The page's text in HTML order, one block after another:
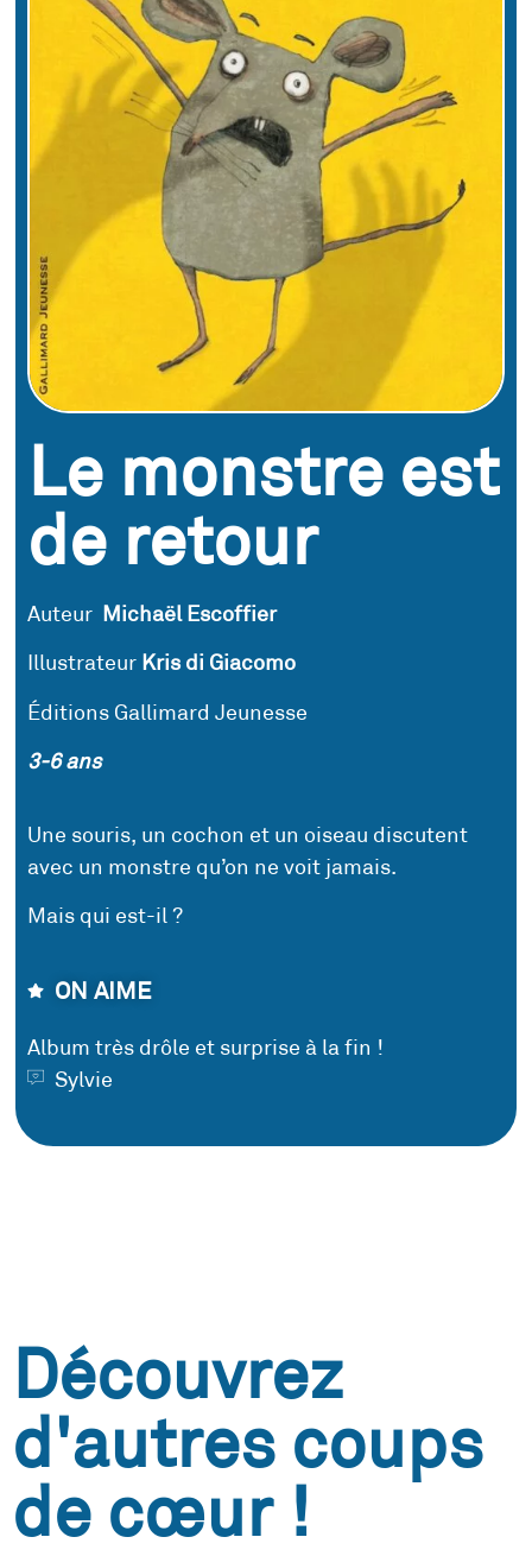
Le monstre est
de retour
Auteur Michaël Escoffier
Illustrateur Kris di Giacomo
Éditions Gallimard Jeunesse
3-6 ans
Une souris, un cochon et un oiseau discutent
avec un monstre qu’on ne voit jamais.
Mais qui est-il ?
ON AIME
Album très drôle et surprise à la fin !
Sylvie
Découvrez
d'autres coups
de cœur !